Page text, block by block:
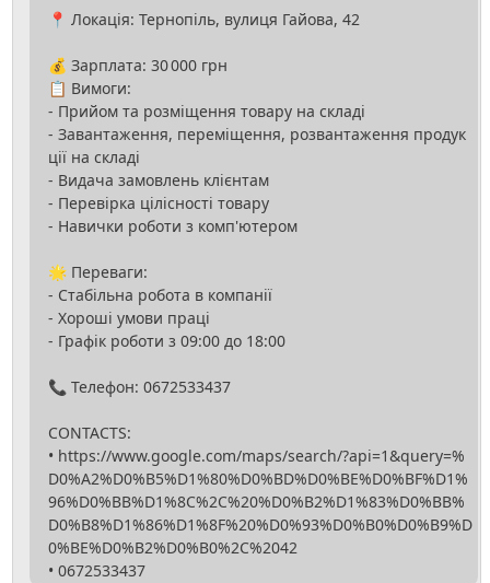
📍 Локація: Тернопіль, вулиця Гайова, 42
💰 Зарплата: 30 000 грн
📋 Вимоги:
- Прийом та розміщення товару на складі
- Завантаження, переміщення, розвантаження продук
ції на складі
- Видача замовлень клієнтам
- Перевірка цілісності товару
- Навички роботи з комп'ютером
🌟 Переваги:
- Стабільна робота в компанії
- Хороші умови праці
- Графік роботи з 09:00 до 18:00
📞 Телефон: 0672533437
CONTACTS:
• https://www.google.com/maps/search/?api=1&query=%
D0%A2%D0%B5%D1%80%D0%BD%D0%BE%D0%BF%D1%
96%D0%BB%D1%8C%2C%20%D0%B2%D1%83%D0%BB%
D0%B8%D1%86%D1%8F%20%D0%93%D0%B0%D0%B9%D
0%BE%D0%B2%D0%B0%2C%2042
• 0672533437